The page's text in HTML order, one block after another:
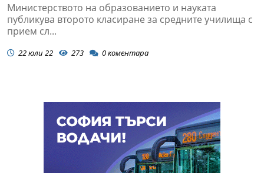
Министерството на образованието и науката
публикува второто класиране за средните училища с
прием сл...
22 юли 22 273 0коментара